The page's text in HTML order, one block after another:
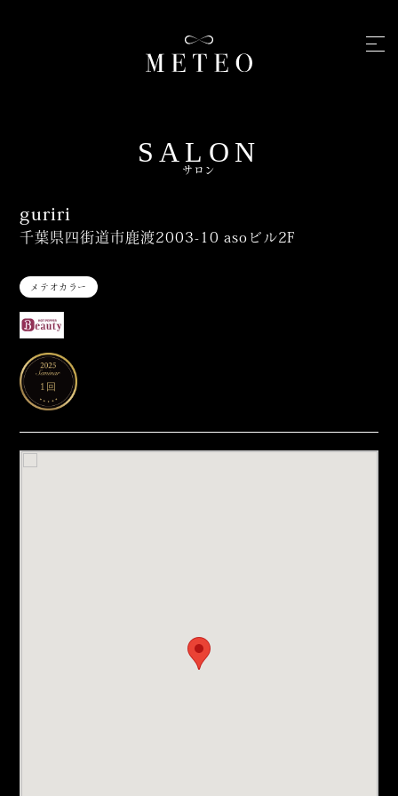
SALON
サロン
guriri
千葉県四街道市鹿渡2003-10 asoビル2F
メテオカラー
1回